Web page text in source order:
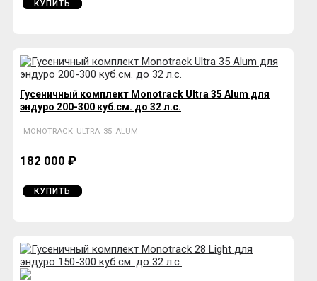
КУПИТЬ
Гусеничный комплект Monotrack Ultra 35 Alum для
эндуро 200-300 куб.см. до 32 л.с.
MONOTRACK_ULTRA_35_ALUM
182 000 ₽
КУПИТЬ